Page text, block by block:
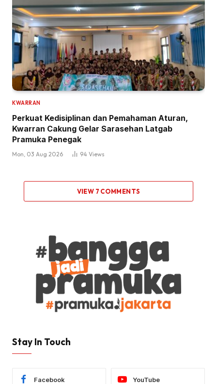
KWARRAN
Perkuat Kedisiplinan dan Pemahaman Aturan,
Kwarran Cakung Gelar Sarasehan Latgab
Pramuka Penegak
Mon, 03 Aug 2026 94 Views
VIEW 7 COMMENTS
Stay In Touch
Facebook YouTube